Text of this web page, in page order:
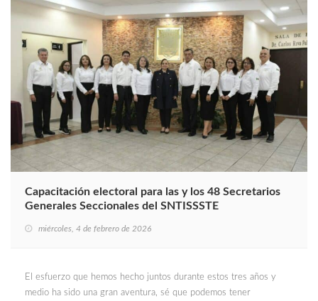
Capacitación electoral para las y los 48 Secretarios
Generales Seccionales del SNTISSSTE
miércoles, 4 de febrero de 2026
El esfuerzo que hemos hecho juntos durante estos tres años y
medio ha sido una gran aventura, sé que podemos tener